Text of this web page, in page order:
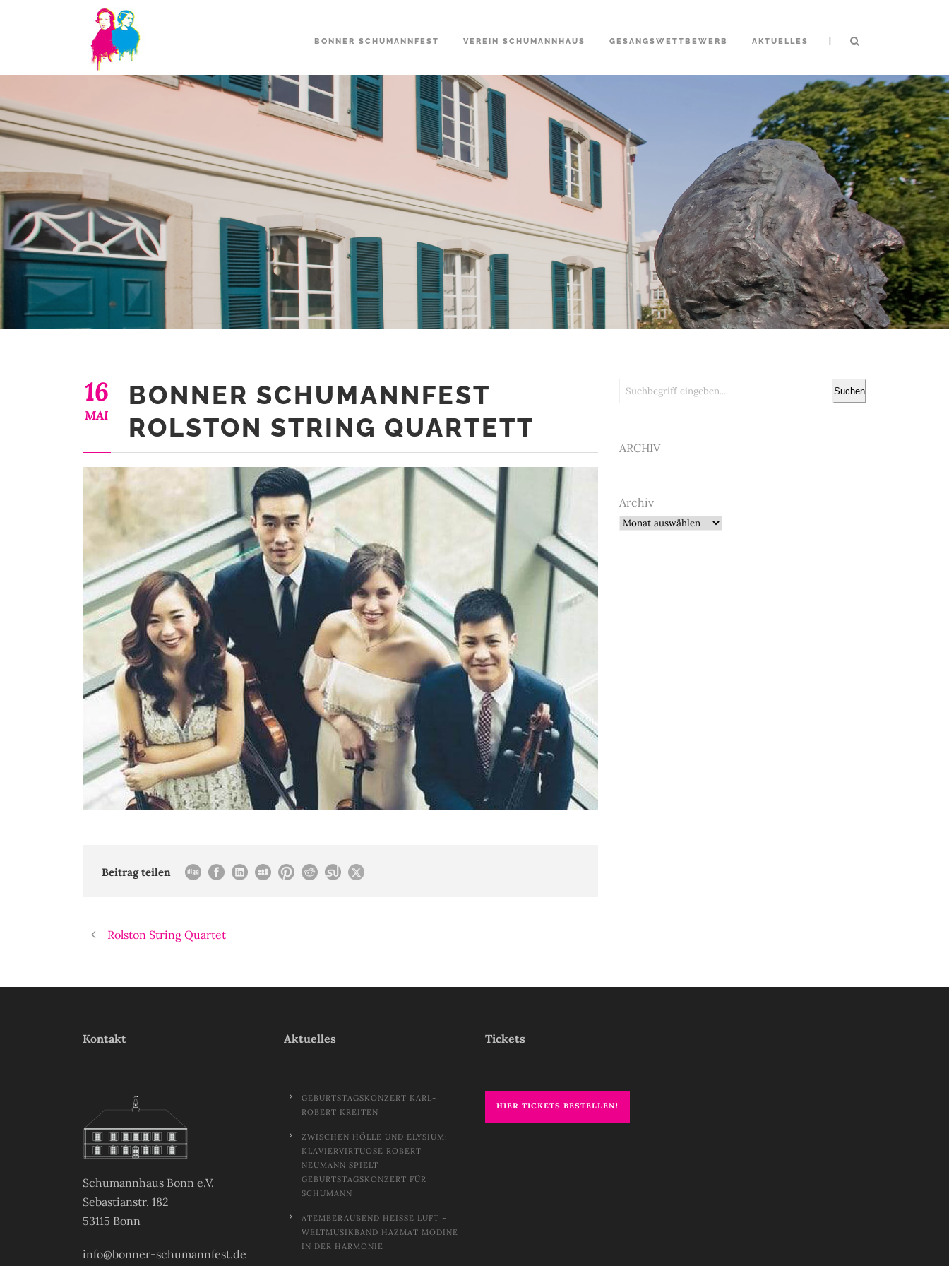
BONNER SCHUMANNFEST VEREIN SCHUMANNHAUS GESANGSWETTBEWERB AKTUELLES |
16
MAI
BONNER SCHUMANNFEST
ROLSTON STRING QUARTETT
Beitrag teilen
Rolston String Quartet
Suchen Suchen
ARCHIV
Archiv
Kontakt
Schumannhaus Bonn e.V.
Sebastianstr. 182
53115 Bonn
info@bonner-schumannfest.de
Aktuelles
GEBURTSTAGSKONZERT KARL-
ROBERT KREITEN
ZWISCHEN HÖLLE UND ELYSIUM:
KLAVIERVIRTUOSE ROBERT
NEUMANN SPIELT
GEBURTSTAGSKONZERT FÜR
SCHUMANN
ATEMBERAUBEND HEISSE LUFT – W
ELTMUSIKBAND HAZMAT MODINE I
N DER HARMONIE
Tickets
HIER TICKETS BESTELLEN!